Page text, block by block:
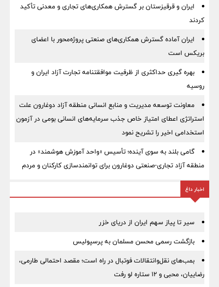
ایران و قرقیزستان بر گسترش همکاری‌های تجاری و معدنی تأکید
کردند
ایران آماده گسترش همکاری‌های صنعتی پروژه‌محور با اعضای
بریکس است
بهره گیری حداکثری از ظرفیت موافقتنامه تجارت آزاد ایران و
روسیه
معاونت توسعه مدیریت و منابع انسانی منطقه آزاد دوغارون علت
استراتژی اعطای امتیاز خاص جذب سرمایه‌های انسانی بومی در آزمون
استخدامی اخیر را تشریح نمود
گامی بلند به سوی آینده؛ تأسیس «واحد آموزش هوشمند» در
منطقه آزاد تجاری-صنعتی دوغارون برای توانمندسازی کارکنان و مردم
اخبار داغ
سیر تا پیاز سهم ایران از دریای خزر
بازگشت رسمی محسن مسلمان به پرسپولیس
بمب‌های نقل‌وانتقالات فوتبال در راه است؛ مقصد احتمالی طارمی،
رضاییان، محبی و ۱۲ ستاره لو رفت